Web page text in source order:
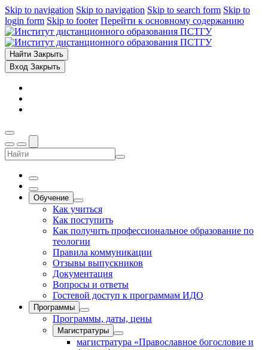
Skip to navigation Skip to navigation Skip to search form Skip to
login form Skip to footer Перейти к основному содержанию
Найти Закрыть
Вход Закрыть
Обучение
Как учиться
Как поступить
Как получить профессиональное образование по
теологии
Правила коммуникации
Отзывы выпускников
Документация
Вопросы и ответы
Гостевой доступ к программам ИДО
Программы
Программы, даты, цены
Магистратуры
магистратура «Православное богословие и